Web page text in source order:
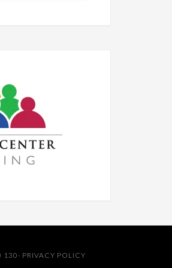
PRIVACY POLICY